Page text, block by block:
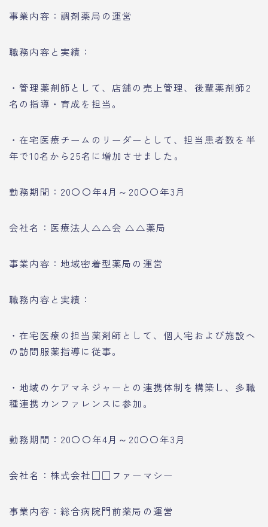
事業内容：調剤薬局の運営
職務内容と実績：
・管理薬剤師として、店舗の売上管理、後輩薬剤師2
名の指導・育成を担当。
・在宅医療チームのリーダーとして、担当患者数を半
年で10名から25名に増加させました。
勤務期間：20〇〇年4月～20〇〇年3月
会社名：医療法人△△会 △△薬局
事業内容：地域密着型薬局の運営
職務内容と実績：
・在宅医療の担当薬剤師として、個人宅および施設へ
の訪問服薬指導に従事。
・地域のケアマネジャーとの連携体制を構築し、多職
種連携カンファレンスに参加。
勤務期間：20〇〇年4月～20〇〇年3月
会社名：株式会社□□ファーマシー
事業内容：総合病院門前薬局の運営